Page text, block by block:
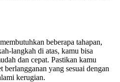
beberapa tahapan,
langkah di atas, kamu bisa
dan cepat. Pastikan kamu
yang sesuai dengan
kerugian.